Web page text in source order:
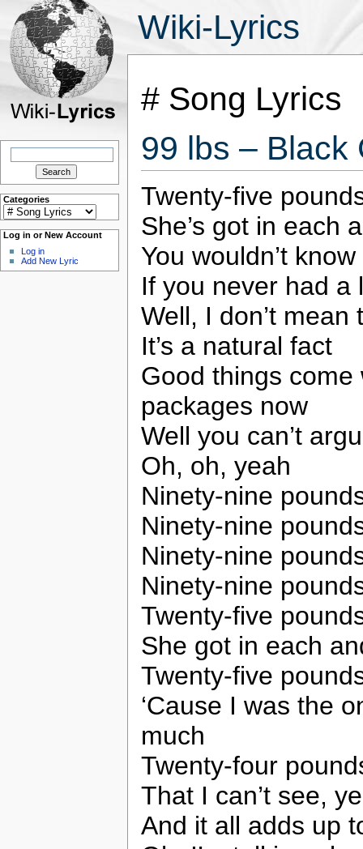
Wiki-Lyrics
Search
Categories
Categories
Log in or New Account
Log in
Add New Lyric
# Song Lyrics
99 lbs – Black
Twenty-five
She’s got in each
You wouldn’t
If you never had a
Well, I don’t
It’s a natural fact
Good things
packages now
Well you can’t
Oh, oh, yeah
Ninety-nine
Ninety-nine
Ninety-nine
Ninety-nine
Twenty-five
She got in each
Twenty-five
‘Cause I was the
much
Twenty-four
That I can’t see,
And it all adds up